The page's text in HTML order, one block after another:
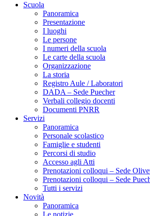
Scuola
Panoramica
Presentazione
I luoghi
Le persone
I numeri della scuola
Le carte della scuola
Organizzazione
La storia
Registro Aule / Laboratori
DADA – Sede Puecher
Verbali collegio docenti
Documenti PNRR
Servizi
Panoramica
Personale scolastico
Famiglie e studenti
Percorsi di studio
Accesso agli Atti
Prenotazioni colloqui – Sede
Prenotazioni colloqui – Sede
Tutti i servizi
Novità
Panoramica
Le notizie